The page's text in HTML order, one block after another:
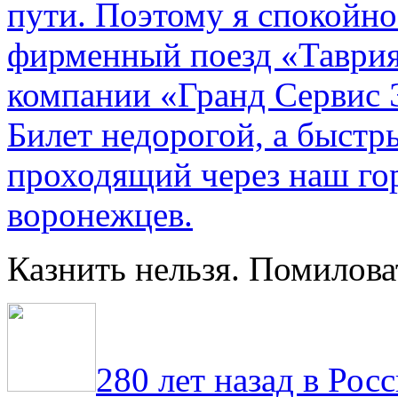
пути. По­этому я
фирменный поезд
компании «Гранд Сервис
Билет недорогой, а
проходящий через наш
воронежцев.
Казнить нельзя.
280 лет назад в